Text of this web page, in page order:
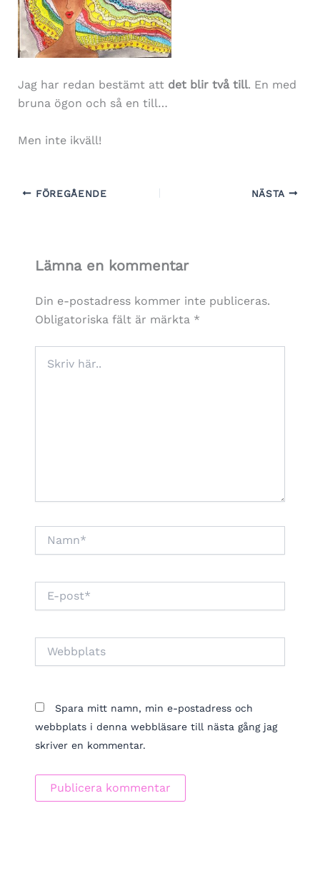
Jag har redan bestämt att det blir två till. En med
bruna ögon och så en till…
Men inte ikväll!
FÖREGÅENDE NÄSTA
Lämna en kommentar
Din e-postadress kommer inte publiceras.
Obligatoriska fält är märkta *
här..
post*
Spara mitt namn, min e-postadress och
webbplats i denna webbläsare till nästa gång jag
skriver en kommentar.